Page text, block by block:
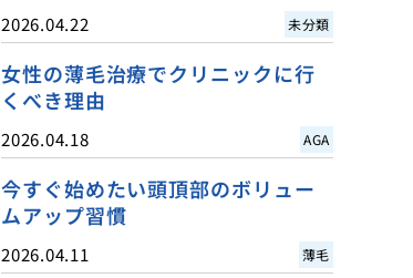
2026.04.22 未分類
女性の薄毛治療でクリニックに行
くべき理由
2026.04.18 AGA
今すぐ始めたい頭頂部のボリュー
ムアップ習慣
2026.04.11 薄毛